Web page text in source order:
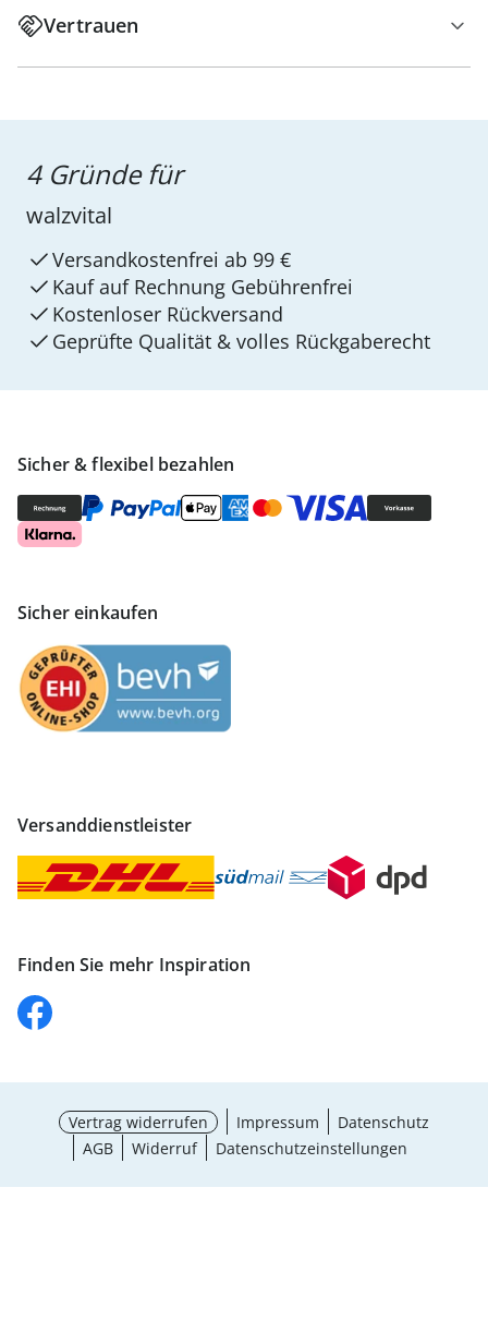
Vertrauen
Sicher & flexibel bezahlen
Sicher einkaufen
Versanddienstleister
Finden Sie mehr Inspiration
4 Gründe für
walzvital
Versandkostenfrei ab 99 €
Kauf auf Rechnung Gebührenfrei
Kostenloser Rückversand
Geprüfte Qualität & volles Rückgaberecht
Vertrag widerrufen Impressum
Datenschutz
AGB
Widerruf Datenschutzeinstellungen